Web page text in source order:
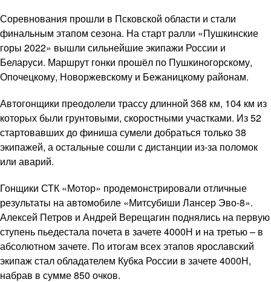
Соревнования прошли в Псковской области и стали
финальным этапом сезона. На старт ралли «Пушкинские
горы 2022» вышли сильнейшие экипажи России и
Беларуси. Маршрут гонки прошёл по Пушкиногорскому,
Опочецкому, Новоржевскому и Бежаницкому районам.
Автогонщики преодолели трассу длинной 368 км, 104 км из
которых были грунтовыми, скоростными участками. Из 52
стартовавших до финиша сумели добраться только 38
экипажей, а остальные сошли с дистанции из-за поломок
или аварий.
Гонщики СТК «Мотор» продемонстрировали отличные
результаты на автомобиле «Митсубиши Лансер Эво-8».
Алексей Петров и Андрей Верещагин поднялись на первую
ступень пьедестала почета в зачете 4000Н и на третью – в
абсолютном зачете. По итогам всех этапов ярославский
экипаж стал обладателем Кубка России в зачете 4000Н,
набрав в сумме 850 очков.